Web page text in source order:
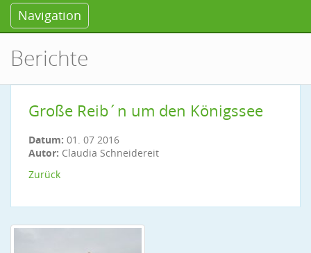
Navigation
Berichte
Große Reib´n um den Königssee
Datum: 01. 07 2016
Autor: Claudia Schneidereit
Zurück